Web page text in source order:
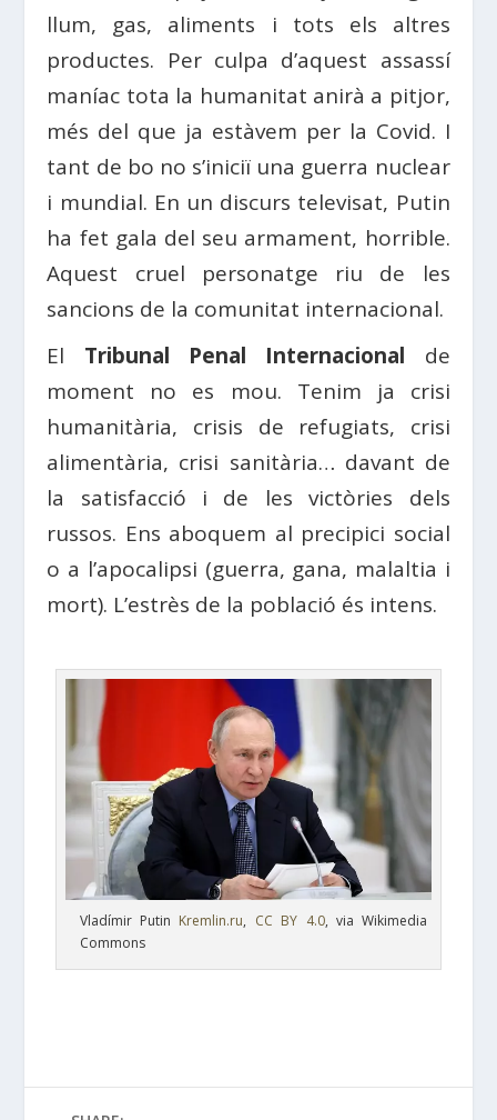
llum, gas, aliments i tots els altres
productes. Per culpa d’aquest assassí
maníac tota la humanitat anirà a pitjor,
més del que ja estàvem per la Covid. I
tant de bo no s’iniciï una guerra nuclear
i mundial. En un discurs televisat, Putin
ha fet gala del seu armament, horrible.
Aquest cruel personatge riu de les
sancions de la comunitat internacional.
El Tribunal Penal Internacional de
moment no es mou. Tenim ja crisi
humanitària, crisis de refugiats, crisi
alimentària, crisi sanitària… davant de
la satisfacció i de les victòries dels
russos. Ens aboquem al precipici social
o a l’apocalipsi (guerra, gana, malaltia i
mort). L’estrès de la població és intens.
Vladímir Putin Kremlin.ru, CC BY 4.0, via Wikimedia
Commons